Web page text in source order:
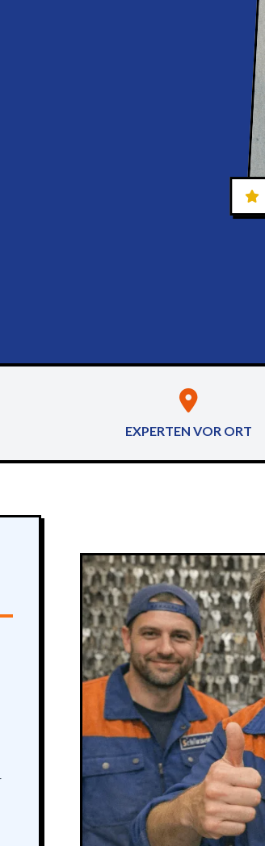
EXPERTEN VOR ORT